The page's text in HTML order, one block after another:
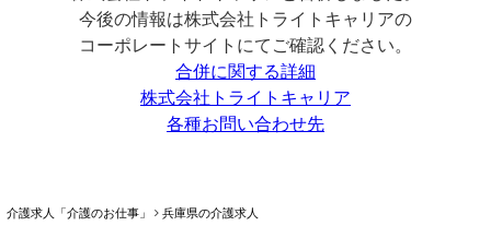
今後の情報は株式会社トライトキャリアの
コーポレートサイトにてご確認ください。
合併に関する詳細
株式会社トライトキャリア
各種お問い合わせ先
介護求人「介護のお仕事」 兵庫県の介護求人